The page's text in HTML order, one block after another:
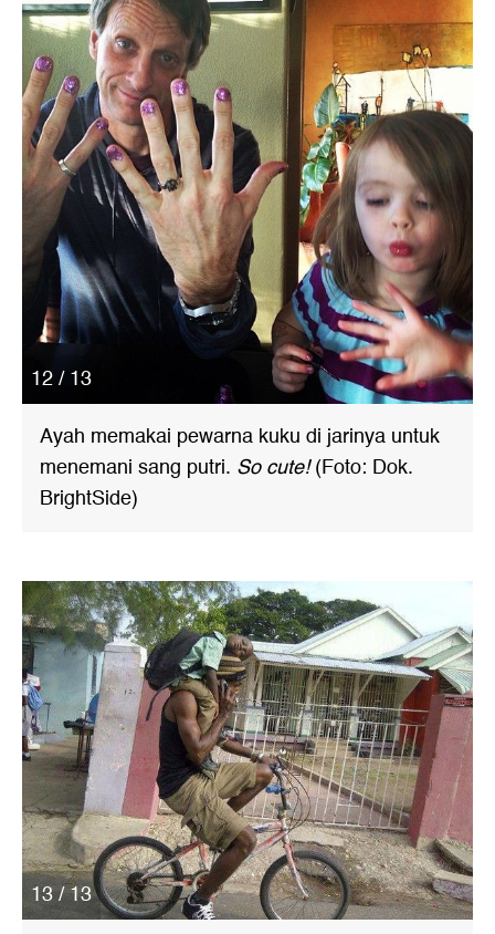
12 / 13
Ayah memakai pewarna kuku di jarinya untuk
menemani sang putri. So cute!(Foto: Dok.
BrightSide)
13 / 13